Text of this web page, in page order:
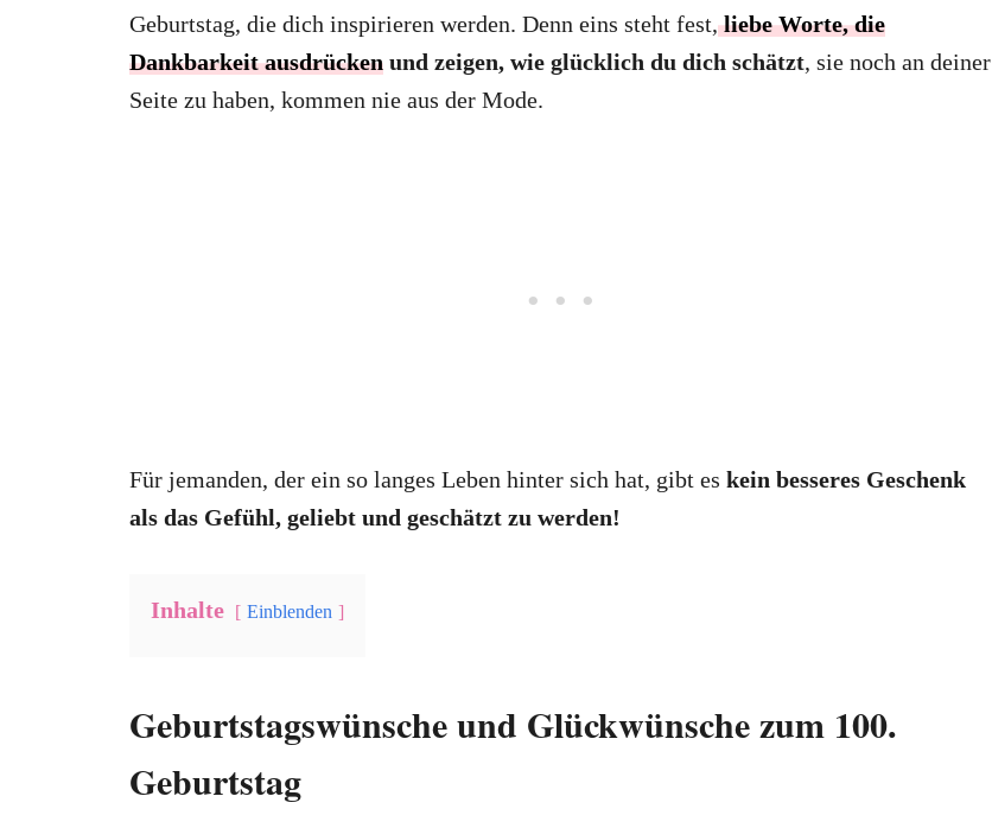
Geburtstag, die dich inspirieren werden. Denn eins steht fest,liebe Worte, die
Dankbarkeit ausdrücken und zeigen, wie glücklich du dich schätzt, sie noch an deiner
Seite zu haben, kommen nie aus der Mode.
Für jemanden, der ein so langes Leben hinter sich hat, gibt es kein besseres Geschenk
als das Gefühl, geliebt und geschätzt zu werden!
Inhalte Einblenden
Geburtstagswünsche und Glückwünsche zum 100.
Geburtstag